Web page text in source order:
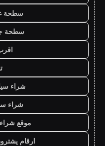
سطحة
سطحة
شراء
شراء
موقع
ارقام